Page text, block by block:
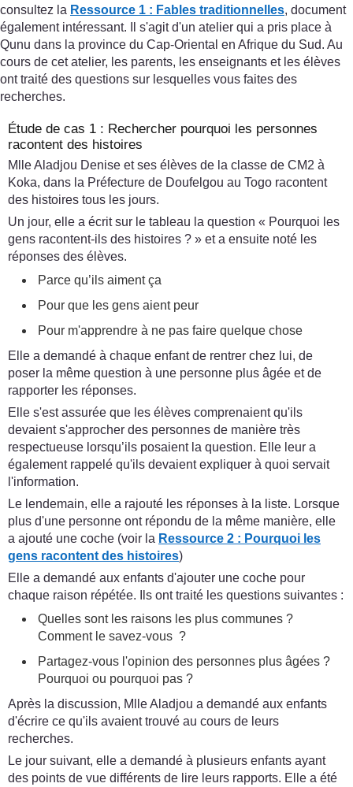
consultez la Ressource 1 : Fables traditionnelles, document
également intéressant. Il s'agit d'un atelier qui a pris place à
Qunu dans la province du Cap-Oriental en Afrique du Sud. Au
cours de cet atelier, les parents, les enseignants et les élèves
ont traité des questions sur lesquelles vous faites des
recherches.
Étude de cas 1 : Rechercher pourquoi les personnes
racontent des histoires
Mlle Aladjou Denise et ses élèves de la classe de CM2 à
Koka, dans la Préfecture de Doufelgou au Togo racontent
des histoires tous les jours.
Un jour, elle a écrit sur le tableau la question « Pourquoi les
gens racontent-ils des histoires ? » et a ensuite noté les
réponses des élèves.
Parce qu’ils aiment ça
Pour que les gens aient peur
Pour m'apprendre à ne pas faire quelque chose
Elle a demandé à chaque enfant de rentrer chez lui, de
poser la même question à une personne plus âgée et de
rapporter les réponses.
Elle s'est assurée que les élèves comprenaient qu'ils
devaient s'approcher des personnes de manière très
respectueuse lorsqu’ils posaient la question. Elle leur a
également rappelé qu'ils devaient expliquer à quoi servait
l'information.
Le lendemain, elle a rajouté les réponses à la liste. Lorsque
plus d'une personne ont répondu de la même manière, elle
a ajouté une coche (voir la Ressource 2 : Pourquoi les
gens racontent des histoires)
Elle a demandé aux enfants d'ajouter une coche pour
chaque raison répétée. Ils ont traité les questions suivantes :
Quelles sont les raisons les plus communes ?
Comment le savez-vous ?
Partagez-vous l'opinion des personnes plus âgées ?
Pourquoi ou pourquoi pas ?
Après la discussion, Mlle Aladjou a demandé aux enfants
d'écrire ce qu'ils avaient trouvé au cours de leurs
recherches.
Le jour suivant, elle a demandé à plusieurs enfants ayant
des points de vue différents de lire leurs rapports. Elle a été